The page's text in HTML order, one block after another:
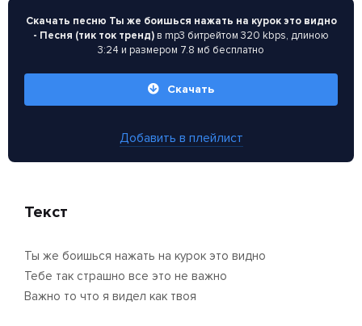
Скачать песню Ты же боишься нажать на курок это видно
- Песня (тик ток тренд) в mp3 битрейтом 320 kbps, длиною
3:24 и размером 7.8 мб бесплатно
Скачать
Добавить в плейлист
Текст
Ты же боишься нажать на курок это видно
Тебе так страшно все это не важно
Важно то что я видел как твоя